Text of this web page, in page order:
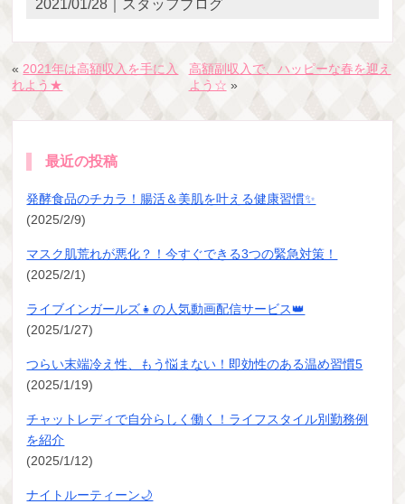
2021/01/28｜スタッフブログ
« 2021年は高額収入を手に入
れよう★
高額副収入で、ハッピーな春を迎え
よう☆ »
最近の投稿
発酵食品のチカラ！腸活＆美肌を叶える健康習慣✨
(2025/2/9)
マスク肌荒れが悪化？！今すぐできる3つの緊急対策！
(2025/2/1)
ライブインガールズ👧の人気動画配信サービス👑
(2025/1/27)
つらい末端冷え性、もう悩まない！即効性のある温め習慣5
(2025/1/19)
チャットレディで自分らしく働く！ライフスタイル別勤務例
を紹介
(2025/1/12)
ナイトルーティーン🌙